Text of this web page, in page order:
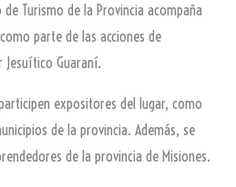
Turismo de la Provincia acompaña
parte de las acciones de
Guaraní.
expositores del lugar, como
de la provincia. Además, se
de la provincia de Misiones.